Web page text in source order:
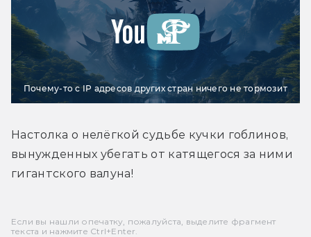
Почему-то с IP адресов других стран ничего не тормозит
Настолка о нелёгкой судьбе кучки гоблинов,
вынужденных убегать от катящегося за ними
гигантского валуна!
Если вы нашли опечатку, пожалуйста, выделите фрагмент
текста и нажмите Ctrl+Enter.